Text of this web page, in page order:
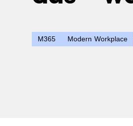
M365 Modern Workplace